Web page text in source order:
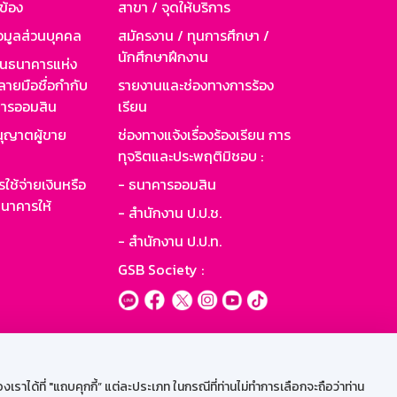
ได้ที่ "แถบคุกกี้” แต่ละประเภท ในกรณีที่ท่านไม่ทำการเลือกจะถือว่าท่าน
อง
มูลส่วนบุคคล
นาคารแห่ง
ายมือชื่อกำกับ
รออมสิน
ญาตผู้ขาย
ช้จ่ายเงินหรือ
คารให้
สาขา / จุดให้บริการ
สมัครงาน / ทุนการศึกษา /
นักศึกษาฝึกงาน
รายงานและช่องทางการร้อง
เรียน
ช่องทางแจ้งเรื่องร้องเรียน การ
ทุจริตและประพฤติมิชอบ :
- ธนาคารออมสิน
- สำนักงาน ป.ป.ช.
- สำนักงาน ป.ป.ท.
GSB Society :